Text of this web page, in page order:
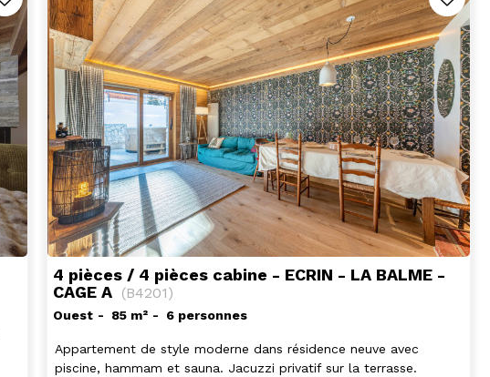
4 pièces / 4 pièces cabine - ECRIN - LA BALME -
CAGE A (B4201)
Ouest 85 m² 6 personnes
Appartement de style moderne dans résidence neuve avec
piscine, hammam et sauna. Jacuzzi privatif sur la terrasse.